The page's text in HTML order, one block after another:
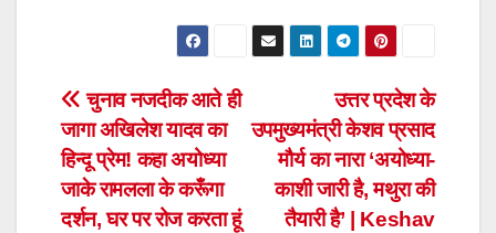
Post
navigation
उत्तर प्रदेश के
उपमुख्यमंत्री केशव प्रसाद
मौर्य का नारा ‘अयोध्या-
काशी जारी है, मथुरा की
तैयारी है’ | Keshav
चुनाव नजदीक आते ही
जागा अखिलेश यादव का
हिन्दू प्रेम! कहा अयोध्या
जाके रामलला के करूँगा
दर्शन, घर पर रोज करता हूं